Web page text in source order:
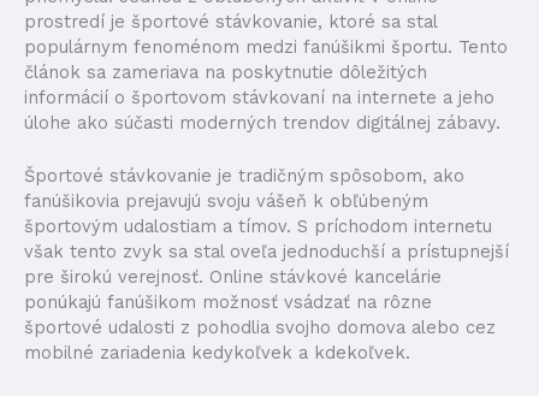
prostredí je športové stávkovanie, ktoré sa stal
populárnym fenoménom medzi fanúšikmi športu. Tento
článok sa zameriava na poskytnutie dôležitých
informácií o športovom stávkovaní na internete a jeho
úlohe ako súčasti moderných trendov digitálnej zábavy.
Športové stávkovanie je tradičným spôsobom, ako
fanúšikovia prejavujú svoju vášeň k obľúbeným
športovým udalostiam a tímov. S príchodom internetu
však tento zvyk sa stal oveľa jednoduchší a prístupnejší
pre širokú verejnosť. Online stávkové kancelárie
ponúkajú fanúšikom možnosť vsádzať na rôzne
športové udalosti z pohodlia svojho domova alebo cez
mobilné zariadenia kedykoľvek a kdekoľvek.